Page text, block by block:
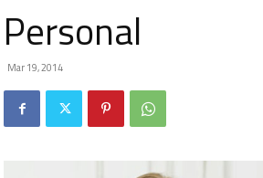
Personal
Mar 19, 2014